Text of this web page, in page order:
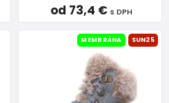
od 73,4 € s DPH
MEMBRÁNA SUN25